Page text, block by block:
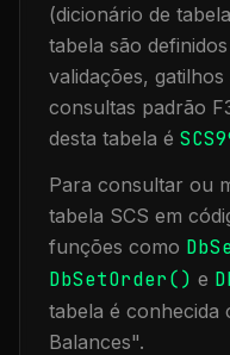
(dicionário de
tabela são
validações,
consultas padrão
desta tabela é
Para consultar ou
tabela SCS em
funções como
DbSetOrder() e
tabela é conhecida
Balances".